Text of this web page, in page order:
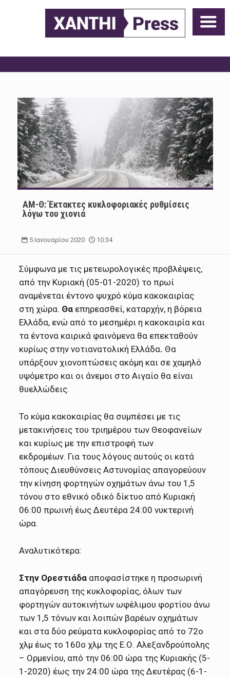
ΑΜ-Θ: Έκτακτες κυκλοφοριακές ρυθμίσεις
λόγω του χιονιά
5 Ιανουαρίου 2020 10:34
Σύμφωνα με τις μετεωρολογικές προβλέψεις,
από την Κυριακή (05-01-2020) το πρωί
αναμένεται έντονο ψυχρό κύμα κακοκαιρίας
στη χώρα. Θα επηρεασθεί, καταρχήν, η βόρεια
Ελλάδα, ενώ από το μεσημέρι η κακοκαιρία και
τα έντονα καιρικά φαινόμενα θα επεκταθούν
κυρίως στην νοτιανατολική Ελλάδα. Θα
υπάρξουν χιονοπτώσεις ακόμη και σε χαμηλό
υψόμετρο και οι άνεμοι στο Αιγαίο θα είναι
θυελλώδεις.
Το κύμα κακοκαιρίας θα συμπέσει με τις
μετακινήσεις του τριημέρου των Θεοφανείων
και κυρίως με την επιστροφή των
εκδρομέων. Για τους λόγους αυτούς οι κατά
τόπους Διευθύνσεις Αστυνομίας απαγορεύουν
την κίνηση φορτηγών οχημάτων άνω του 1,5
τόνου στο εθνικό οδικό δίκτυο από Κυριακή
06:00 πρωινή έως Δευτέρα 24:00 νυκτερινή
ώρα.
Αναλυτικότερα:
Στην Ορεστιάδα αποφασίστηκε η προσωρινή
απαγόρευση της κυκλοφορίας, όλων των
φορτηγών αυτοκινήτων ωφέλιμου φορτίου άνω
των 1,5 τόνων και λοιπών βαρέων οχημάτων
και στα δύο ρεύματα κυκλοφορίας από το 72ο
χλμ έως το 160ο χλμ της Ε.Ο. Αλεξανδρούπολης
– Ορμενίου, από την 06:00 ώρα της Κυριακής (5-
1-2020) έως την 24:00 ώρα της Δευτέρας (6-1-